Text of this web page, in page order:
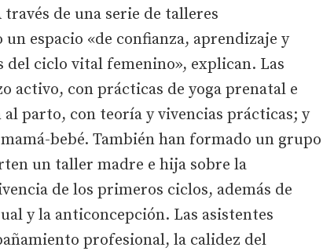
de una serie de talleres
espacio «de confianza, aprendizaje y
del ciclo vital femenino», explican. Las
activo, con prácticas de yoga prenatal e
parto, con teoría y vivencias prácticas; y
bebé. También han formado un grupo
un taller madre e hija sobre la
de los primeros ciclos, además de
y la anticoncepción. Las asistentes
profesional, la calidez del